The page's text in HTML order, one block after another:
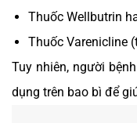
Thuốc Wellbutrin
Thuốc Varenicline
Tuy nhiên, người
dụng trên bao bì để